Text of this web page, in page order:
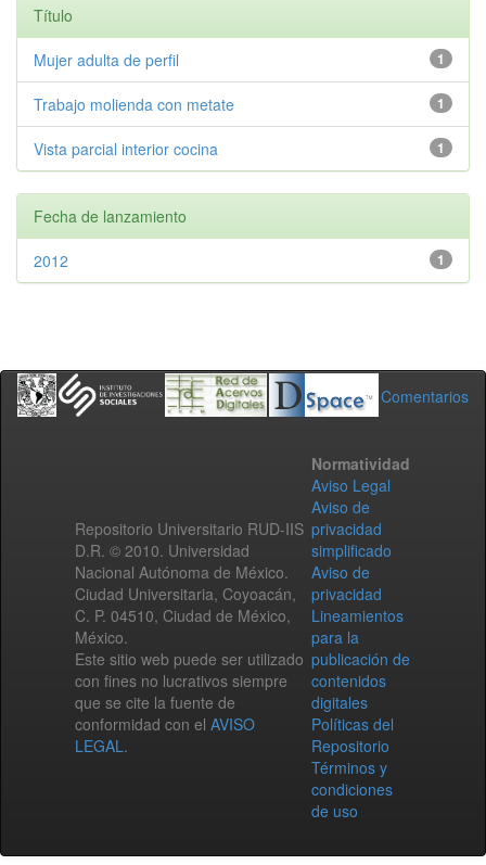
Título
1
Mujer adulta de perfil
1
Trabajo molienda con metate
1
Vista parcial interior cocina
Fecha de lanzamiento
1
2012
Comentarios
Repositorio Universitario RUD-IIS
D.R. © 2010. Universidad
Nacional Autónoma de México.
Ciudad Universitaria, Coyoacán,
C. P. 04510, Ciudad de México,
México.
Este sitio web puede ser utilizado
con fines no lucrativos siempre
que se cite la fuente de
conformidad con el AVISO
LEGAL.
Normatividad
Aviso Legal
Aviso de
privacidad
simplificado
Aviso de
privacidad
Lineamientos
para la
publicación de
contenidos
digitales
Políticas del
Repositorio
Términos y
condiciones
de uso